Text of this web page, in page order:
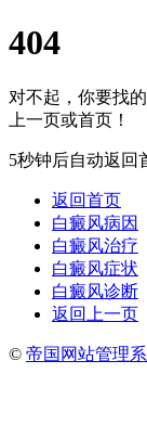
404
对不起，你要找
上一页或首页！
5秒钟后自动返回
返回首页
白癜风病因
白癜风治疗
白癜风症状
白癜风诊断
返回上一页
© 帝国网站管理